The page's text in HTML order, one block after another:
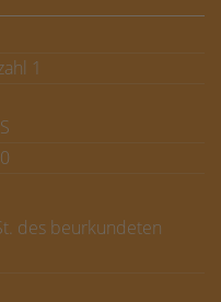
1
des beurkundeten